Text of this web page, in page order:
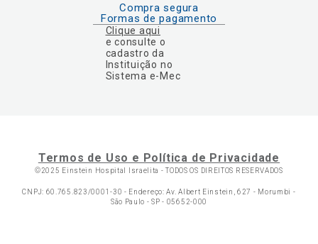
Compra segura
Formas de pagamento
Clique aqui
e consulte o
cadastro da
Instituição no
Sistema e-Mec
Termos de Uso e Política de Privacidade
©2025 Einstein Hospital Israelita -TODOS OS DIREITOS RESERVADOS
CNPJ: 60.765.823/0001-30 - Endereço: Av. Albert Einstein, 627 - Morumbi -
São Paulo - SP - 05652-000